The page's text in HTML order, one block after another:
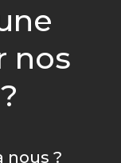
nos
nous ?